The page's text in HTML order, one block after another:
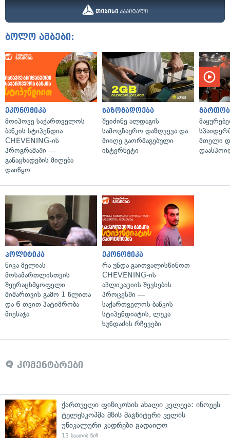
ბოლო ამბები:
ეკონომიკა
მოიპოვე საქართველოს
ბანკის სტიპენდია
CHEVENING-ის
პროგრამაში —
განაცხადების მიღება
დაიწყო
საზოგადოება
შეიძინე ალდაგის
სამოგზაურო დაზღვევა და
მიიღე გაორმაგებული
ინტერნეტი
მთელი
პოლიტიკა
ნიკა მელიას
მოსამართლისთვის
შეურაცხმყოფელი
მიმართვის გამო 1 წლითა
და 6 თვით პატიმრობა
მიესაჯა
ეკონომიკა
რა უნდა გაითვალისწინოთ
CHEVENING-ის
აპლიკაციის შევსების
პროცესში —
საქართველოს ბანკის
სტიპენდიატის, ლუკა
ხუნდაძის რჩევები
კომენტარები
ქართველი ფიზიკოსის ახალი კვლევა: ინოუეს
ტელესკოპმა მზის მაგნიტური ველის
უნიკალური კადრები გადაიღო
13 საათის წინ